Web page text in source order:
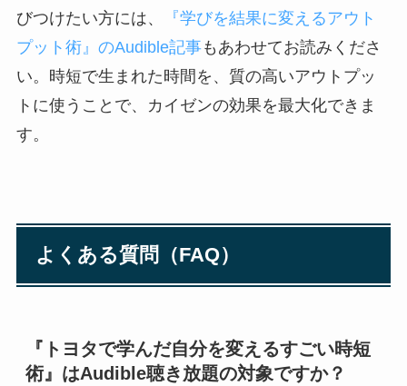
びつけたい方には、
『学びを結果に変えるアウト
プット術』のAudible記事もあわせてお読みくださ
い。時短で生まれた時間を、質の高いアウトプッ
トに使うことで、カイゼンの効果を最大化できま
す。
よくある質問（FAQ）
『トヨタで学んだ自分を変えるすごい時短
術』はAudible聴き放題の対象ですか？